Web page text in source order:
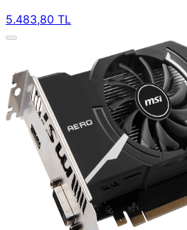
5.483,80 TL